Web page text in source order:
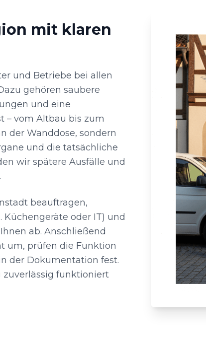
mit klaren
und Betriebe bei allen
gehören saubere
und eine
– vom Altbau bis zum
der Wanddose, sondern
und die tatsächliche
wir spätere Ausfälle und
beauftragen,
oder IT) und
ab. Anschließend
um, prüfen die Funktion
der Dokumentation fest.
zuverlässig funktioniert